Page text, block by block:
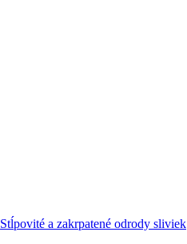
Stĺpovité a zakrpatené odrody sliviek